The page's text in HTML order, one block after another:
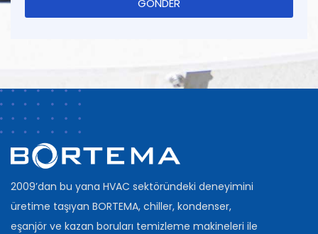
GÖNDER
2009’dan bu yana HVAC sektöründeki deneyimini
üretime taşıyan BORTEMA, chiller, kondenser,
eşanjör ve kazan boruları temizleme makineleri ile